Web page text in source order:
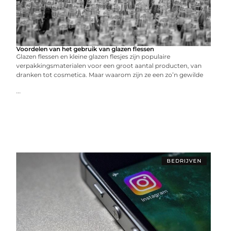
Voordelen van het gebruik van glazen flessen
Glazen flessen en kleine glazen flesjes zijn populaire
verpakkingsmaterialen voor een groot aantal producten, van
dranken tot cosmetica. Maar waarom zijn ze een zo’n gewilde
...
BEDRIJVEN